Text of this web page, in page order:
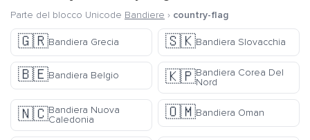
Parte del blocco Unicode Bandiere › country-flag
🇬🇷Bandiera Grecia 🇸🇰Bandiera Slovacchia
🇧🇪Bandiera Belgio 🇰🇵Bandiera Corea Del
Nord
🇳🇨Bandiera Nuova
Caledonia
🇴🇲Bandiera Oman